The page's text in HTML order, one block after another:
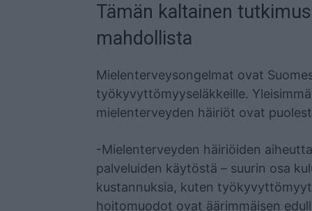
Tämän kaltainen
mahdollista
Mielenterveysongelmat ovat
työkyvyttömyyseläkkeille.
mielenterveyden häiriöt ovat
-Mielenterveyden häiriöiden
palveluiden käytöstä – suurin osa
kustannuksia, kuten
hoitomuodot ovat äärimmäisen